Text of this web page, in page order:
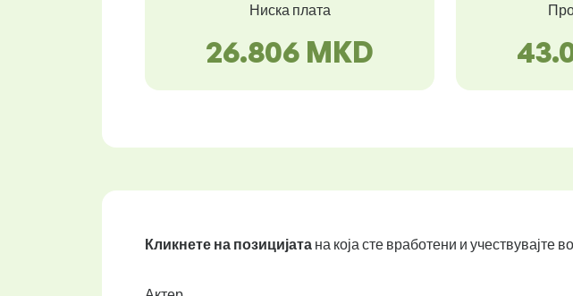
Ниска плата
26.806 MKD
Кликнете на позицијата на која сте вработени и учествувајте